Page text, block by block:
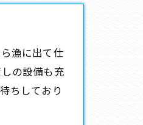
漁に出て仕
の設備も充
ちしており